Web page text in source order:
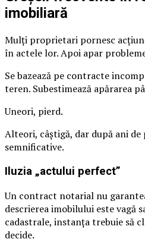
imobiliară
Mulți proprietari pornesc
în actele lor. Apoi apar
Se bazează pe contracte
teren. Subestimează apărarea
Uneori, pierd.
Alteori, câștigă, dar după ani
semnificative.
Iluzia „actului perfect”
Un contract notarial nu
descrierea imobilului este vagă
cadastrale, instanța trebuie să
decide.